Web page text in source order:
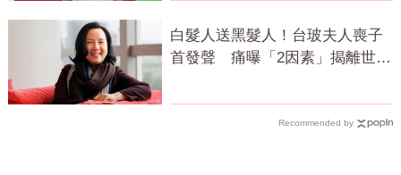
白髮人送黑髮人！台玻夫人喪子
首發聲 痛曝「2因素」揭離世真
Recommended by